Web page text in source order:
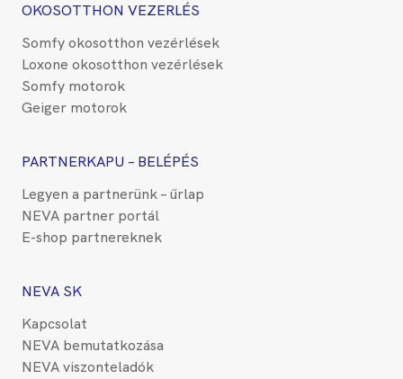
OKOSOTTHON VEZERLÉS
Somfy okosotthon vezérlések
Loxone okosotthon vezérlések
Somfy motorok
Geiger motorok
PARTNERKAPU – BELÉPÉS
Legyen a partnerünk – űrlap
NEVA partner portál
E-shop partnereknek
NEVA SK
Kapcsolat
NEVA bemutatkozása
NEVA viszonteladók